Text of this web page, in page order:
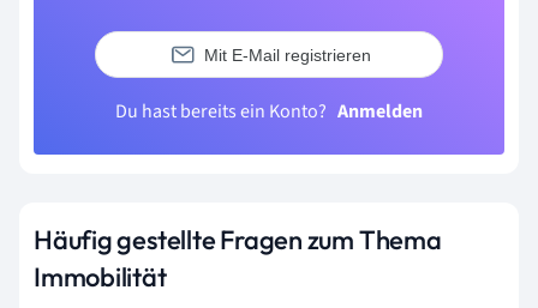
Mit E-Mail registrieren
Du hast bereits ein Konto? Anmelden
Häufig gestellte Fragen zum Thema
Immobilität